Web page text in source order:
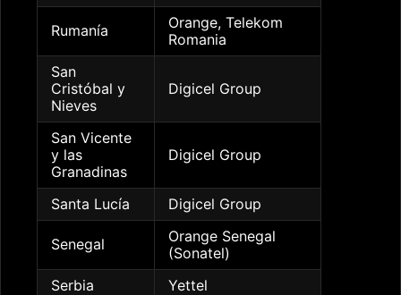
Rumanía
Orange, Telekom
Romania
San
Cristóbal y
Nieves
Digicel Group
San Vicente
y las
Granadinas
Digicel Group
Santa Lucía Digicel Group
Senegal
Orange Senegal
(Sonatel)
Serbia
Yettel